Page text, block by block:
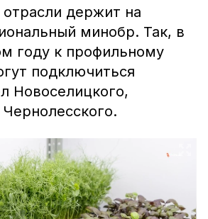
держит на
минобр. Так, в
году к профильному
подключиться
Новоселицкого,